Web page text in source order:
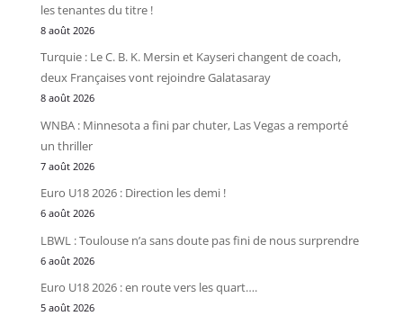
les tenantes du titre !
8 août 2026
Turquie : Le C. B. K. Mersin et Kayseri changent de coach,
deux Françaises vont rejoindre Galatasaray
8 août 2026
WNBA : Minnesota a fini par chuter, Las Vegas a remporté
un thriller
7 août 2026
Euro U18 2026 : Direction les demi !
6 août 2026
LBWL : Toulouse n’a sans doute pas fini de nous surprendre
6 août 2026
Euro U18 2026 : en route vers les quart….
5 août 2026